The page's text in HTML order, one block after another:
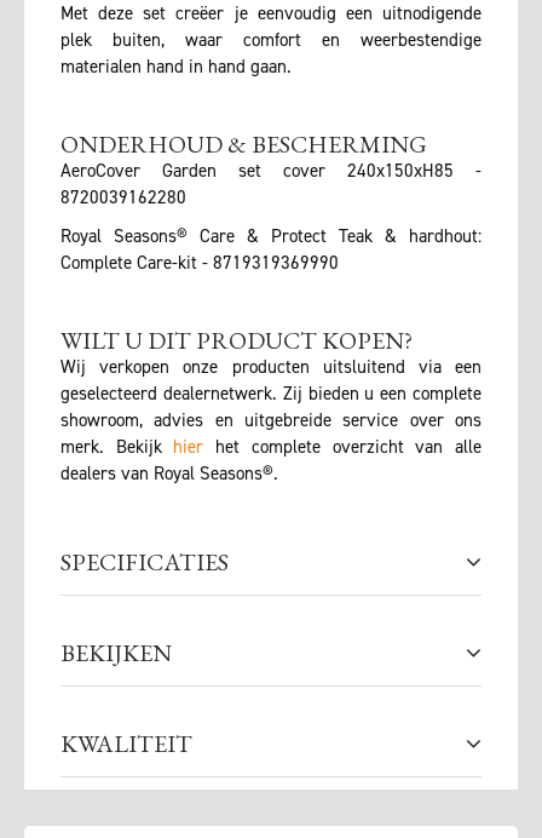
Met deze set creëer je eenvoudig een uitnodigende
plek buiten, waar comfort en weerbestendige
materialen hand in hand gaan.
ONDERHOUD & BESCHERMING
AeroCover Garden set cover 240x150xH85 -
8720039162280
Royal Seasons® Care & Protect Teak & hardhout:
Complete Care-kit - 8719319369990
WILT U DIT PRODUCT KOPEN?
Wij verkopen onze producten uitsluitend via een
geselecteerd dealernetwerk. Zij bieden u een complete
showroom, advies en uitgebreide service over ons
merk. Bekijk hier het complete overzicht van alle
dealers van Royal Seasons®.
SPECIFICATIES
BEKIJKEN
KWALITEIT